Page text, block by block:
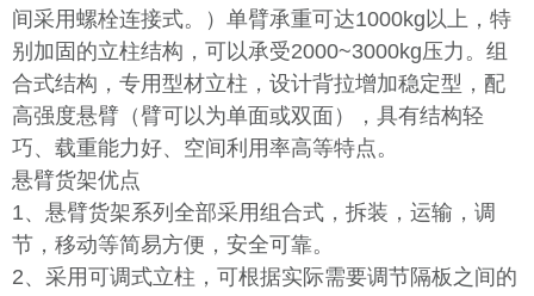
间采用螺栓连接式。）单臂承重可达1000kg以上，特
别加固的立柱结构，可以承受2000~3000kg压力。组
合式结构，专用型材立柱，设计背拉增加稳定型，配
高强度悬臂（臂可以为单面或双面），具有结构轻
巧、载重能力好、空间利用率高等特点。
悬臂货架优点
1、悬臂货架系列全部采用组合式，拆装，运输，调
节，移动等简易方便，安全可靠。
2、采用可调式立柱，可根据实际需要调节隔板之间的